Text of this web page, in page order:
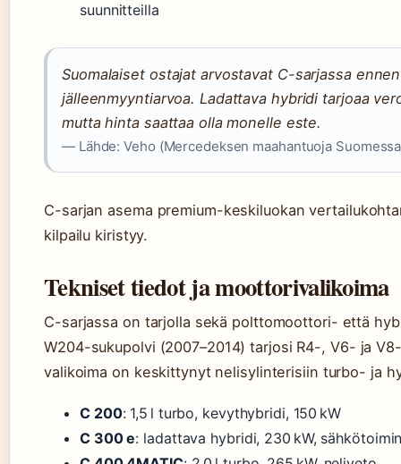
suunnitteilla
Suomalaiset ostajat arvostavat C-sarjassa
jälleenmyyntiarvoa. Ladattava hybridi tarjoaa
mutta hinta saattaa olla monelle este.
— Lähde: Veho (Mercedeksen maahantuoja
C-sarjan asema premium-keskiluokan
kilpailu kiristyy.
Tekniset tiedot ja moottorivalikoima
C-sarjassa on tarjolla sekä polttomoottori- että
W204-sukupolvi (2007–2014) tarjosi R4-, V6- ja
valikoima on keskittynyt nelisylinterisiin turbo- ja
C 200: 1,5 l turbo, kevythybridi, 150 kW
C 300 e: ladattava hybridi, 230 kW,